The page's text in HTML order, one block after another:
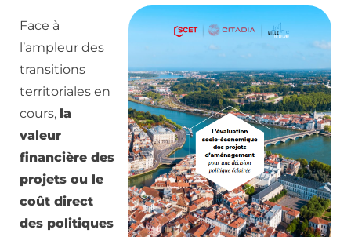
Face à
l’ampleur des
transitions
territoriales en
cours, la
valeur
financière des
projets ou le
coût direct
des politiques